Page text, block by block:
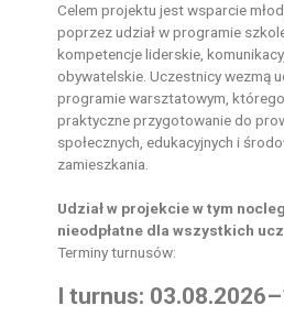
Celem projektu jest wsparcie
poprzez udział w programie
kompetencje liderskie,
obywatelskie. Uczestnicy wezmą
programie warsztatowym,
praktyczne przygotowanie do
społecznych, edukacyjnych i
zamieszkania.
Udział w projekcie w tym
nieodpłatne dla wszystkich
Terminy turnusów:
I turnus: